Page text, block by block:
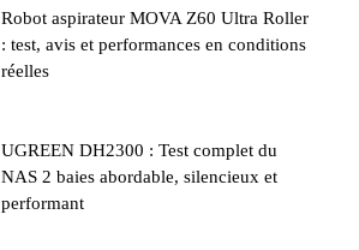
Robot aspirateur MOVA Z60 Ultra Roller
: test, avis et performances en conditions
réelles
UGREEN DH2300 : Test complet du
NAS 2 baies abordable, silencieux et
performant